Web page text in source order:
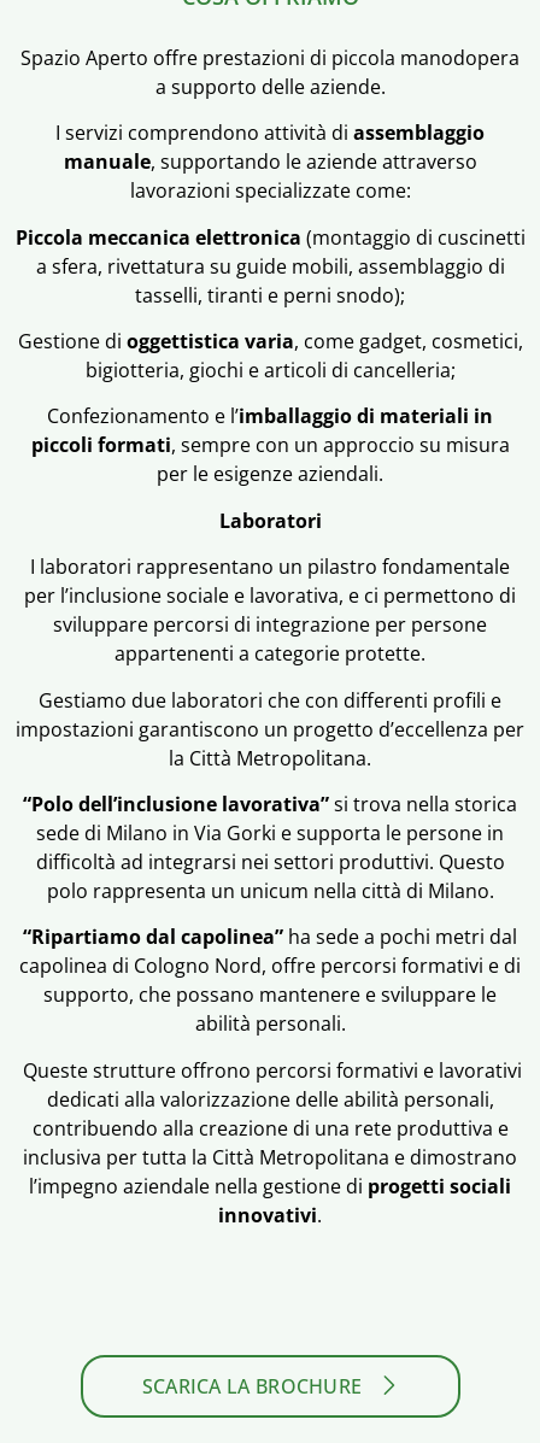
Spazio Aperto offre prestazioni di piccola manodopera
a supporto delle aziende.
I servizi comprendono attività di assemblaggio
manuale, supportando le aziende attraverso
lavorazioni specializzate come:
Piccola meccanica elettronica (montaggio di cuscinetti
a sfera, rivettatura su guide mobili, assemblaggio di
tasselli, tiranti e perni snodo);
Gestione di oggettistica varia, come gadget, cosmetici,
bigiotteria, giochi e articoli di cancelleria;
Confezionamento e l’imballaggio di materiali in
piccoli formati, sempre con un approccio su misura
per le esigenze aziendali.
Laboratori
I laboratori rappresentano un pilastro fondamentale
per l’inclusione sociale e lavorativa, e ci permettono di
sviluppare percorsi di integrazione per persone
appartenenti a categorie protette.
Gestiamo due laboratori che con differenti profili e
impostazioni garantiscono un progetto d’eccellenza per
la Città Metropolitana.
“Polo dell’inclusione lavorativa”si trova nella storica
sede di Milano in Via Gorki e supporta le persone in
difficoltà ad integrarsi nei settori produttivi. Questo
polo rappresenta un unicum nella città di Milano.
“Ripartiamo dal capolinea” ha sede a pochi metri dal
capolinea di Cologno Nord, offre percorsi formativi e di
supporto, che possano mantenere e sviluppare le
abilità personali.
Queste strutture offrono percorsi formativi e lavorativi
dedicati alla valorizzazione delle abilità personali,
contribuendo alla creazione di una rete produttiva e
inclusiva per tutta la Città Metropolitana e dimostrano
l’impegno aziendale nella gestione di progetti sociali
innovativi.
SCARICA LA BROCHURE